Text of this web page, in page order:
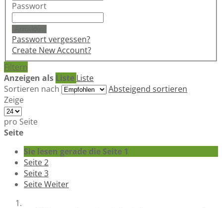
Passwort
Passwort vergessen?
Create New Account?
Filtern
Anzeigen als Liste Liste
Sortieren nach
Absteigend sortieren
Zeige
pro Seite
Seite
Sie lesen gerade die Seite 1
Seite2
Seite3
SeiteWeiter